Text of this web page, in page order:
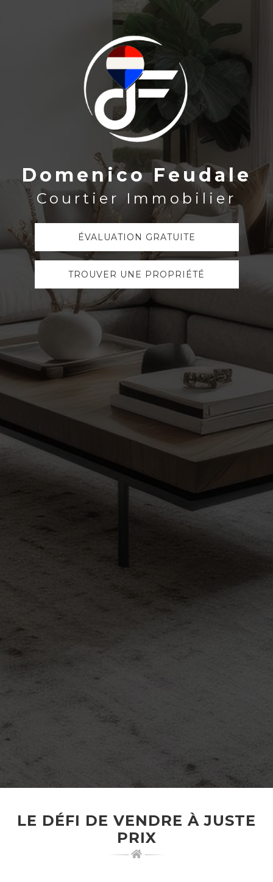
Domenico Feudale
Courtier Immobilier
ÉVALUATION GRATUITE
TROUVER UNE PROPRIÉTÉ
Domenico Feudale
Courtier Immobilier
ÉVALUATION GRATUITE
TROUVER UNE PROPRIÉTÉ
LE DÉFI DE VENDRE À JUSTE
PRIX